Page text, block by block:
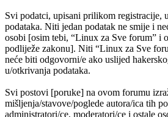
Svi podatci, upisani prilikom registracije,
podataka. Niti jedan podatak ne smije i
osobi [osim tebi, “Linux za Sve forum” i
podliježe zakonu]. Niti “Linux za Sve
neće biti odgovorni/e ako uslijed
u/otkrivanja podataka.
Svi postovi [poruke] na ovom forumu
mišljenja/stavove/poglede autora/ica tih
administratori/ce, moderatori/ce i ostale